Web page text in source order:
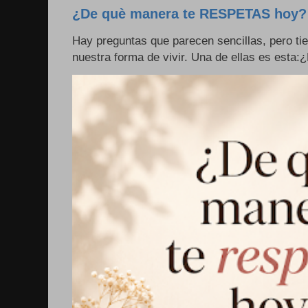
¿De què manera te RESPETAS hoy?
Hay preguntas que parecen sencillas, pero
nuestra forma de vivir. Una de ellas es